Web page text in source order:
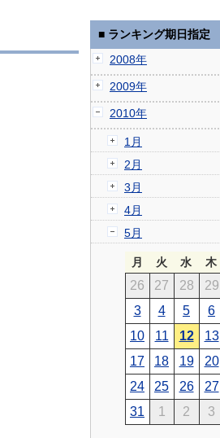
■ ランキング期日指定
2008年
2009年
2010年
1月
2月
3月
4月
5月
月 火 水 木
26 27 28 29
3
4 5 6
10
11 12 13
17
18 19 20
24
25 26 27
31
1 2 3